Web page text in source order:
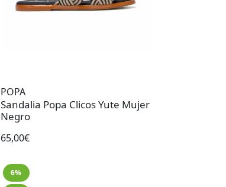
POPA
Sandalia Popa Clicos Yute Mujer
Negro
65,00€
6%